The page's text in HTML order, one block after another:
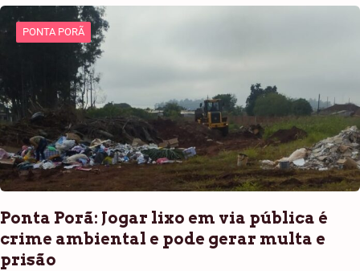
PONTA PORÃ
Ponta Porã: Jogar lixo em via pública é
crime ambiental e pode gerar multa e
prisão